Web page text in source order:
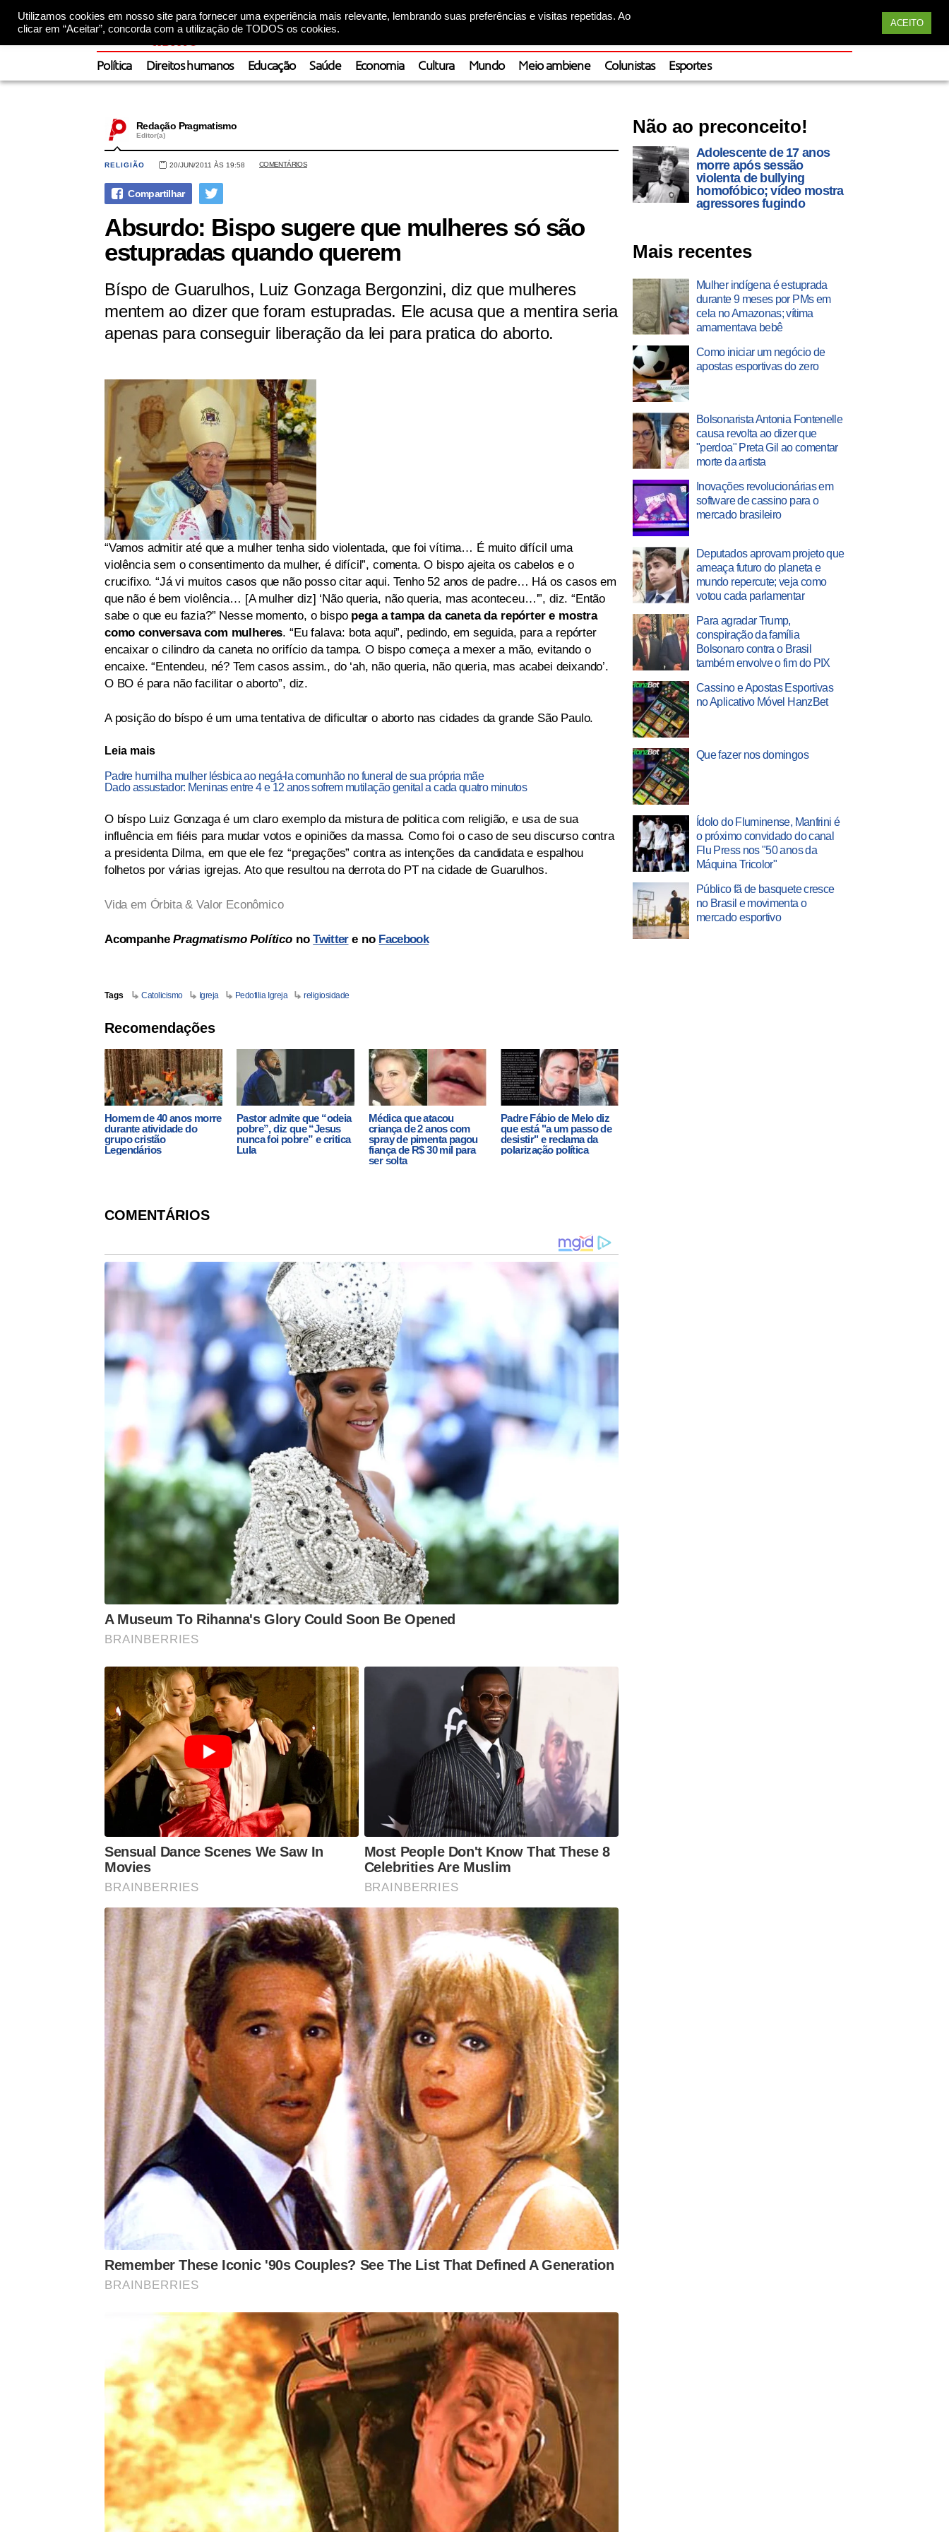
Utilizamos cookies em nosso site para fornecer uma experiência mais relevante, lembrando suas preferências e visitas repetidas. Ao
clicar em “Aceitar”, concorda com a utilização de TODOS os cookies.
ACEITO
Política Direitos humanos Educação Saúde Economia Cultura Mundo Meio ambiene Colunistas Esportes
Redação Pragmatismo
Editor(a)
RELIGIÃO 20/JUN/2011 ÀS 19:58 COMENTÁRIOS
Absurdo: Bispo sugere que mulheres só são
estupradas quando querem
Bíspo de Guarulhos, Luiz Gonzaga Bergonzini, diz que mulheres
mentem ao dizer que foram estupradas. Ele acusa que a mentira seria
apenas para conseguir liberação da lei para pratica do aborto.
“Vamos admitir até que a mulher tenha sido violentada, que foi vítima… É muito difícil uma
violência sem o consentimento da mulher, é difícil”, comenta. O bispo ajeita os cabelos e o
crucifixo. “Já vi muitos casos que não posso citar aqui. Tenho 52 anos de padre… Há os casos em
que não é bem violência… [A mulher diz] ‘Não queria, não queria, mas aconteceu…'”, diz. “Então
sabe o que eu fazia?” Nesse momento, o bispo pega a tampa da caneta da repórter e mostra
como conversava com mulheres. “Eu falava: bota aqui”, pedindo, em seguida, para a repórter
encaixar o cilindro da caneta no orifício da tampa. O bispo começa a mexer a mão, evitando o
encaixe. “Entendeu, né? Tem casos assim., do ‘ah, não queria, não queria, mas acabei deixando’.
O BO é para não facilitar o aborto”, diz.
A posição do bíspo é um uma tentativa de dificultar o aborto nas cidades da grande São Paulo.
Leia mais
Padre humilha mulher lésbica ao negá-la comunhão no funeral de sua própria mãe
Dado assustador: Meninas entre 4 e 12 anos sofrem mutilação genital a cada quatro minutos
O bíspo Luiz Gonzaga é um claro exemplo da mistura de politica com religião, e usa de sua
influência em fiéis para mudar votos e opiniões da massa. Como foi o caso de seu discurso contra
a presidenta Dilma, em que ele fez “pregações” contra as intenções da candidata e espalhou
folhetos por várias igrejas. Ato que resultou na derrota do PT na cidade de Guarulhos.
Vida em Órbita & Valor Econômico
AcompanhePragmatismo PolíticonoTwittere no Facebook
Tags Catolicismo Igreja Pedofilia Igreja religiosidade
Recomendações
Homem de 40 anos morre
durante atividade do
grupo cristão
Legendários
Pastor admite que “odeia
pobre”, diz que “Jesus
nunca foi pobre” e critica
Lula
Médica que atacou
criança de 2 anos com
spray de pimenta pagou
fiança de R$ 30 mil para
ser solta
Padre Fábio de Melo diz
que está "a um passo de
desistir" e reclama da
polarização política
COMENTÁRIOS
Não ao preconceito!
Adolescente de 17 anos
morre após sessão
violenta de bullying
homofóbico; vídeo mostra
agressores fugindo
Mais recentes
Mulher indígena é estuprada
durante 9 meses por PMs em
cela no Amazonas; vítima
amamentava bebê
Como iniciar um negócio de
apostas esportivas do zero
Bolsonarista Antonia Fontenelle
causa revolta ao dizer que
"perdoa" Preta Gil ao comentar
morte da artista
Inovações revolucionárias em
software de cassino para o
mercado brasileiro
Deputados aprovam projeto que
ameaça futuro do planeta e
mundo repercute; veja como
votou cada parlamentar
Para agradar Trump,
conspiração da família
Bolsonaro contra o Brasil
também envolve o fim do PIX
Cassino e Apostas Esportivas
no Aplicativo Móvel HanzBet
Que fazer nos domingos
Ídolo do Fluminense, Manfrini é
o próximo convidado do canal
Flu Press nos "50 anos da
Máquina Tricolor"
Público fã de basquete cresce
no Brasil e movimenta o
mercado esportivo